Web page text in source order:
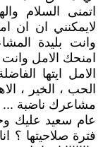
اتمنى السلام
لايمكنني ان ان
وانت بليدة
امنحك الامل
الامل ايتها
الحب ، الخير ،
مشاعرك ناضبة ...
عام سعيد عليك
فترة صلاحيتها ؟